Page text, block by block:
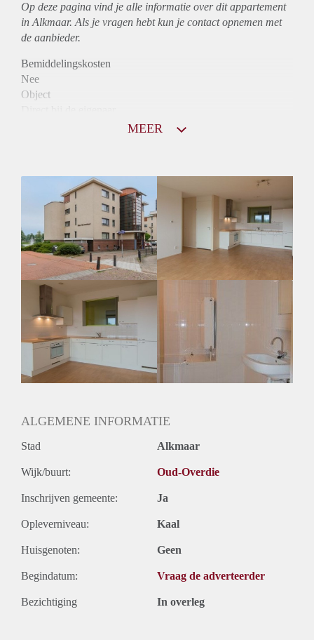
Op deze pagina vind je alle informatie over ditappartement
in Alkmaar. Als je vragen hebt kun je contact opnemen met
de aanbieder.
Bemiddelingskosten
Nee
Object
Huurtoeslag
Niet mogelijk
Inkomen eis
3,3 X Maandhuur Bruto
Huurtermijn
Onbepaalde termijn
Oplevering
MEER
ALGEMENE INFORMATIE
Stad Alkmaar
Wijk/buurt: Oud-Overdie
Inschrijven gemeente: Ja
Opleverniveau: Kaal
Huisgenoten: Geen
Begindatum: Vraag de adverteerder
Bezichtiging In overleg